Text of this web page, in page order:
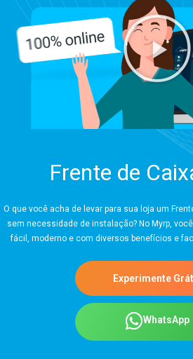
Frente de
O que você acha de levar para sua loja um
sem necessidade de instalação? No Myrp,
fácil, moderno e com diversos benefícios e
Experimente
WhatsApp